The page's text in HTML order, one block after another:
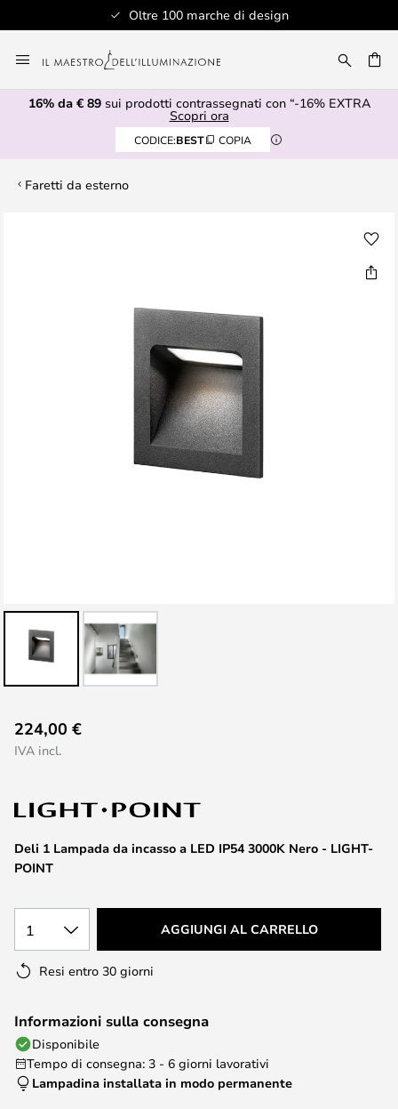
Oltre 100 marche di design
al
contenuto
16% da € 89sui prodotti contrassegnati con “-16% EXTRA
Scopri ora
CODICE:BEST COPIA
Faretti da esterno
all'inizio
della
di
immagini
Deli 1 Lampada da incasso a LED IP54 3000K Nero - LIGHT-
POINT
224,00 €
IVA incl.
1 AGGIUNGI AL CARRELLO
Resi entro 30 giorni
Informazioni sulla consegna
Disponibile
Tempo di consegna: 3 - 6 giorni lavorativi
Lampadina installata in modo permanente